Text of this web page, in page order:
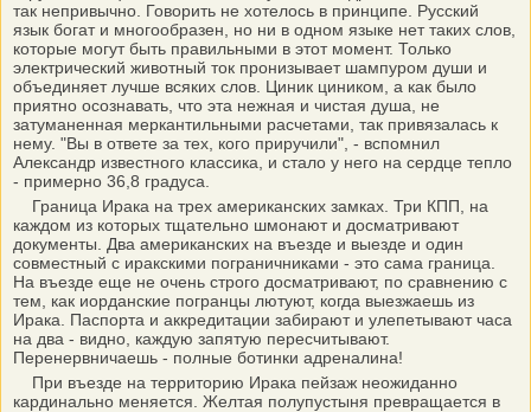
так непривычно. Говорить не хотелось в принципе. Русский
язык богат и многообразен, но ни в одном языке нет таких слов,
которые могут быть правильными в этот момент. Только
электрический животный ток пронизывает шампуром души и
объединяет лучше всяких слов. Циник циником, а как было
приятно осознавать, что эта нежная и чистая душа, не
затуманенная меркантильными расчетами, так привязалась к
нему. "Вы в ответе за тех, кого приручили", - вспомнил
Александр известного классика, и стало у него на сердце тепло
- примерно 36,8 градуса.
Граница Ирака на трех американских замках. Три КПП, на
каждом из которых тщательно шмонают и досматривают
документы. Два американских на въезде и выезде и один
совместный с иракскими пограничниками - это сама граница.
На въезде еще не очень строго досматривают, по сравнению с
тем, как иорданские погранцы лютуют, когда выезжаешь из
Ирака. Паспорта и аккредитации забирают и улепетывают часа
на два - видно, каждую запятую пересчитывают.
Перенервничаешь - полные ботинки адреналина!
При въезде на территорию Ирака пейзаж неожиданно
кардинально меняется. Желтая полупустыня превращается в